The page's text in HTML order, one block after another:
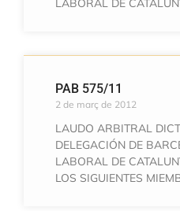
LABORAL DE
PAB 575/11
2 de març de 2012
LAUDO ARBITRAL
DELEGACIÓN DE
LABORAL DE
LOS SIGUIENTES